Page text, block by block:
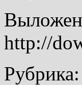
http://
Рубрика: